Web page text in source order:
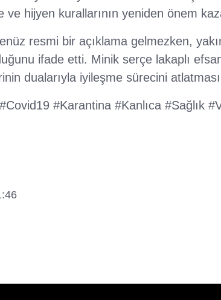
hijyen kurallarının yeniden önem
resmi bir açıklama gelmezken,
ifade etti. Minik serçe lakaplı
dualarıyla iyileşme sürecini
#Karantina #Kanlıca #Sağlık